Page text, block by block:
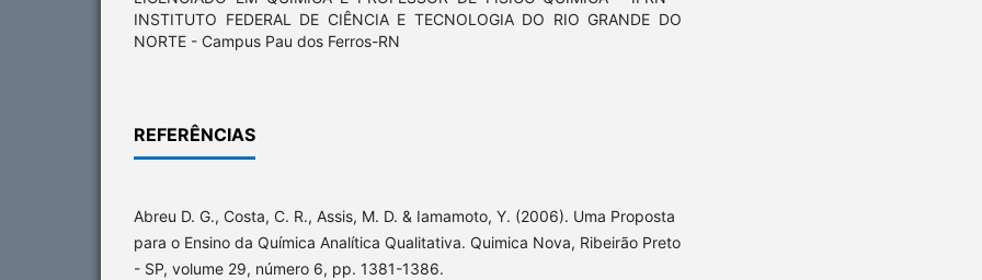
INSTITUTO FEDERAL DE CIÊNCIA E TECNOLOGIA DO RIO GRANDE DO
NORTE - Campus Pau dos Ferros-RN
REFERÊNCIAS
Abreu D. G., Costa, C. R., Assis, M. D. & Iamamoto, Y. (2006). Uma Proposta
para o Ensino da Química Analítica Qualitativa. Quimica Nova, Ribeirão Preto
- SP, volume 29, número 6, pp. 1381-1386.